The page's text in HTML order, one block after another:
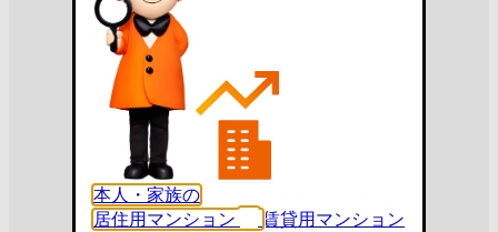
本人・家族の
居住用マンション
賃貸用マンション